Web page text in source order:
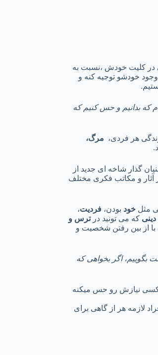
در کلیت خودش ،نسبت به
خودشو توجیه کنه و
که بدانیم و حس کنیم که
هر فردی، مرگ،
گذار شاخه ای جدید از
آثار و مکاتب فکری مختلف
خود بودن، فردیت،
دینی که می تونید درترس و
با از بین رفتن شخصیت و
بگوییم، اگر بخواهی که
نیازش رو حس میکنه
لازمه هر از گاهی برای